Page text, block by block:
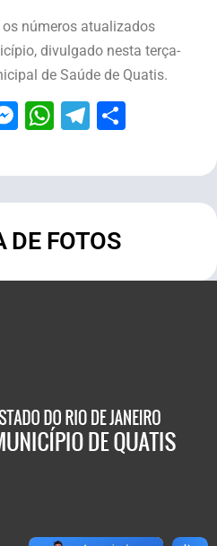
números atualizados
divulgado nesta terça-
de Saúde de Quatis.
Messenger
WhatsApp
Telegram
DE FOTOS